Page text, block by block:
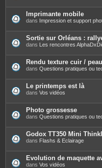
Imprimante mobile
dans Impression et support
Sortie sur Orléans :
dans Les rencontres
Rendu texture cuir /
dans Questions pratiques ou
Le printemps est là
dans Vos vidéos
Photo grossesse
dans Questions pratiques ou
Godox TT350 Mini
dans Flashs & Eclairage
Evolution de maquette
dans Vos vidéos